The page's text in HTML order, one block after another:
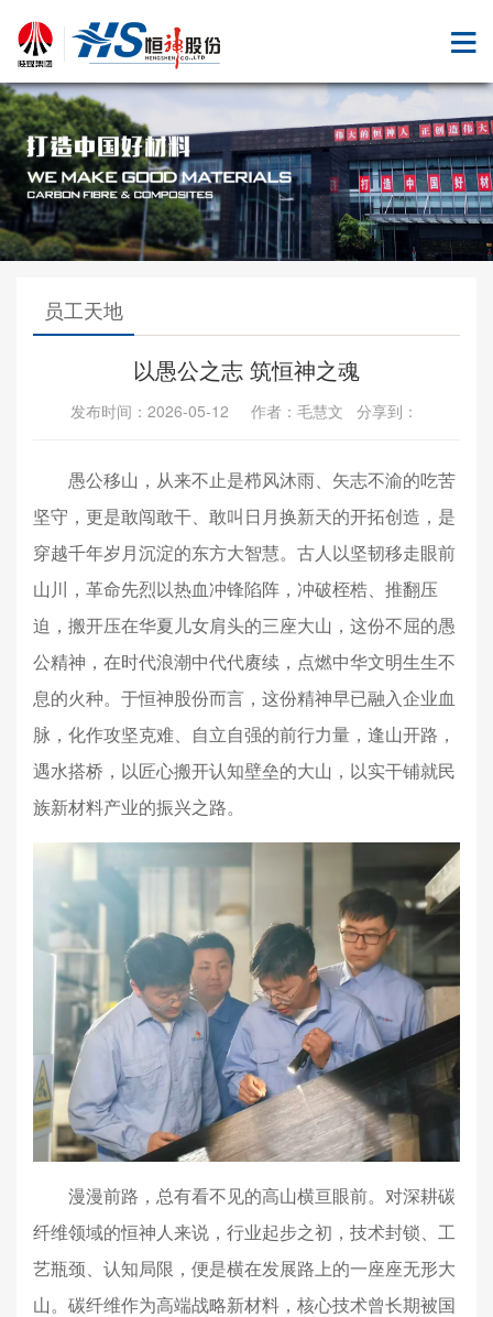
员工天地
以愚公之志 筑恒神之魂
发布时间：2026-05-12 作者：毛慧文 分享到：
愚公移山，从来不止是栉风沐雨、矢志不渝的吃苦
坚守，更是敢闯敢干、敢叫日月换新天的开拓创造，是
穿越千年岁月沉淀的东方大智慧。古人以坚韧移走眼前
山川，革命先烈以热血冲锋陷阵，冲破桎梏、推翻压
迫，搬开压在华夏儿女肩头的三座大山，这份不屈的愚
公精神，在时代浪潮中代代赓续，点燃中华文明生生不
息的火种。于恒神股份而言，这份精神早已融入企业血
脉，化作攻坚克难、自立自强的前行力量，逢山开路，
遇水搭桥，以匠心搬开认知壁垒的大山，以实干铺就民
族新材料产业的振兴之路。
漫漫前路，总有看不见的高山横亘眼前。对深耕碳
纤维领域的恒神人来说，行业起步之初，技术封锁、工
艺瓶颈、认知局限，便是横在发展路上的一座座无形大
山。 碳纤维作为高端战略新材料，核心技术曾长期被国